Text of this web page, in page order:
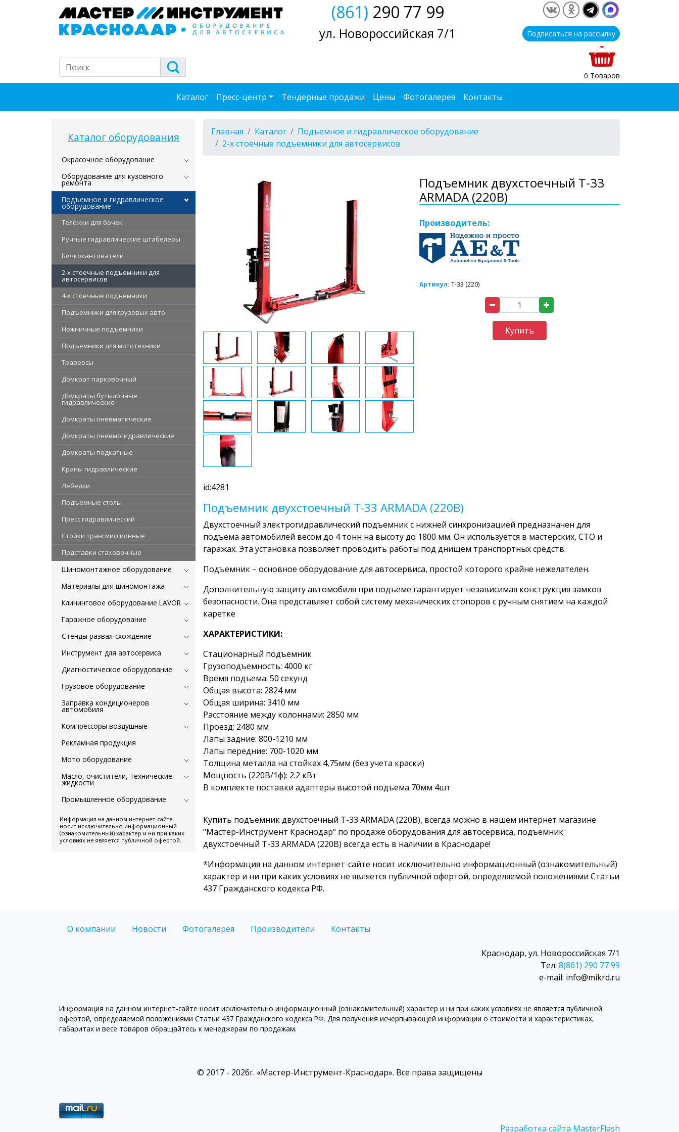
(861) 290 77 99
ул. Новороссийская 7/1 Подписаться на рассылку
0 Товаров
Каталог Пресс-центр Тендерные продажи Цены Фотогалерея Контакты
Каталог оборудования
Окрасочное оборудование
Оборудование для кузовного
ремонта
Подъемное и гидравлическое
оборудование
Тележки для бочек
Ручные гидравлические штабелеры
Бочкокантователи
2-х стоечные подъемники для
автосервисов
4-х стоечные подъемники
Подъемники для грузовых авто
Ножничные подъемники
Подъемники для мототехники
Траверсы
Домкрат парковочный
Домкраты бутылочные
гидравлические
Домкраты пневматические
Домкраты пневмогидравлические
Домкраты подкатные
Краны гидравлические
Лебедки
Подъемные столы
Пресс гидравлический
Стойки трансмиссионные
Подставки стаховочные
Шиномонтажное оборудование
Материалы для шиномонтажа
Клининговое оборудование LAVOR
Гаражное оборудование
Стенды развал-схождение
Инструмент для автосервиса
Диагностическое оборудование
Грузовое оборудование
Заправка кондиционеров
автомобиля
Компрессоры воздушные
Рекламная продукция
Мото оборудование
Масло, очистители, технические
жидкости
Промышленное оборудование
Информация на данном интернет-сайте
носит исключительно информационный
(ознакомительный) характер и ни при каких
условиях не является публичной офертой.
Главная Каталог
Подъемное и гидравлическое оборудование
2-х стоечные подъемники для автосервисов
Подъемник двухстоечный T-33
ARMADA (220В)
Производитель:
Артикул: T-33 (220)
Купить
id:4281
Подъемник двухстоечный T-33 ARMADA (220В)
Двухстоечный электрогидравлический подъемник с нижней синхронизацией предназначен для
подъема автомобилей весом до 4 тонн на высоту до 1800 мм. Он используется в мастерских, СТО и
гаражах. Эта установка позволяет проводить работы под днищем транспортных средств.
Подъемник – основное оборудование для автосервиса, простой которого крайне нежелателен.
Дополнительную защиту автомобиля при подъеме гарантирует независимая конструкция замков
безопасности. Она представляет собой систему механических стопоров с ручным снятием на каждой
каретке
ХАРАКТЕРИСТИКИ:
Стационарный подъемник
Грузоподъемность: 4000 кг
Время подъема: 50 секунд
Общая высота: 2824 мм
Общая ширина: 3410 мм
Расстояние между колоннами: 2850 мм
Проезд: 2480 мм
Лапы задние: 800-1210 мм
Лапы передние: 700-1020 мм
Толщина металла на стойках 4,75мм (без учета краски)
Мощность (220В/1ф): 2.2 кВт
В комплекте поставки адаптеры высотой подъема 70мм 4шт
Купить подъемник двухстоечный T-33 ARMADA (220В), всегда можно в нашем интернет магазине
"Мастер-Инструмент Краснодар" по продаже оборудования для автосервиса, подъемник
двухстоечный T-33 ARMADA (220В) всегда есть в наличии в Краснодаре!
*Информация на данном интернет-сайте носит исключительно информационный (ознакомительный)
характер и ни при каких условиях не является публичной офертой, определяемой положениями Статьи
437 Гражданского кодекса РФ.
О компании Новости Фотогалерея Производители Контакты
Краснодар, ул. Новороссийская 7/1
Тел: 8(861) 290 77 99
e-mail: info@mikrd.ru
Информация на данном интернет-сайте носит исключительно информационный (ознакомительный) характер и ни при каких условиях не является публичной
офертой, определяемой положениями Статьи 437 Гражданского кодекса РФ. Для получения исчерпывающей информации о стоимости и характеристиках,
габаритах и весе товаров обращайтесь к менеджерам по продажам.
© 2017 - 2026г. «Мастер-Инструмент-Краснодар». Все права защищены
Разработка сайта MasterFlash